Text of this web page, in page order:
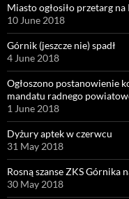
Miasto ogłosiło przetarg
10 June 2018
Górnik (jeszcze nie) spadł
4 June 2018
Ogłoszono postanowienie
mandatu radnego
1 June 2018
Dyżury aptek w czerwcu
31 May 2018
Rosną szanse ZKS Górnika
30 May 2018